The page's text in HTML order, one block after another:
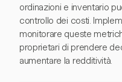
ordinazioni e inventario
controllo dei costi.
monitorare queste
proprietari di prendere
aumentare la redditività.